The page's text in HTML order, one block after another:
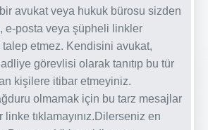
avukat veya hukuk bürosu sizden
e-posta veya şüpheli linkler
etmez. Kendisini avukat,
görevlisi olarak tanıtıp bu tür
kişilere itibar etmeyiniz.
olmamak için bu tarz mesajlar
linke tıklamayınız.Dilerseniz en